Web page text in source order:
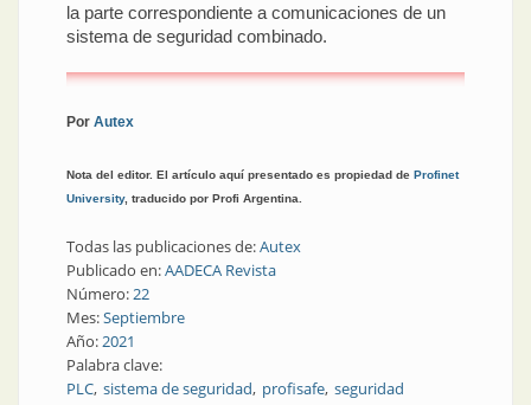
la parte correspondiente a comunicaciones de un
sistema de seguridad combinado.
Por Autex
Nota del editor. El artículo aquí presentado es propiedad de Profinet
University, traducido por Profi Argentina.
Todas las publicaciones de:Autex
Publicado en:AADECA Revista
Número:22
Mes:Septiembre
Año:2021
Palabra clave:
PLC sistema de seguridad profisafe seguridad